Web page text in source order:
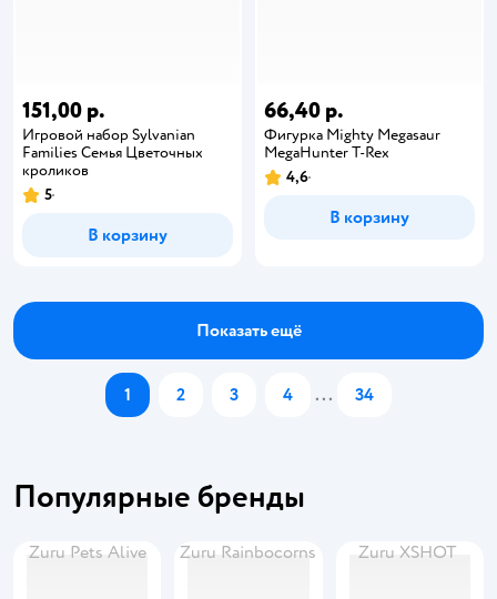
151,00 р.
Игровой набор Sylvanian
Families Семья Цветочных
кроликов
5
В корзину
66,40 р.
Фигурка Mighty Megasaur
MegaHunter T-Rex
4,6
В корзину
Показать ещё
1 2 3 4 ... 34
Популярные бренды
Zuru Pets Alive Zuru Rainbocorns Zuru XSHOT